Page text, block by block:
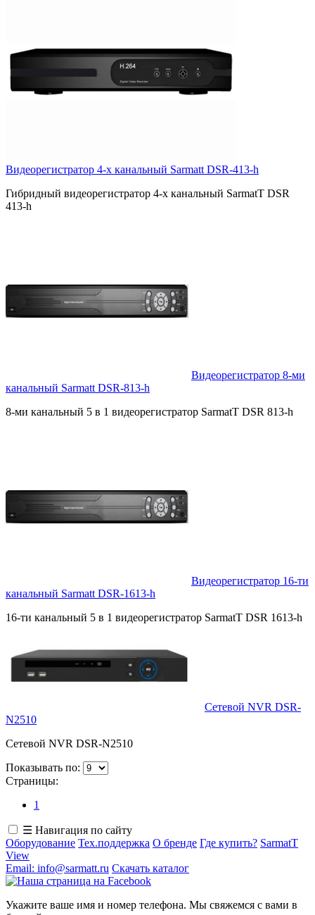
Видеорегистратор 4-х канальный Sarmatt DSR-413-h
Гибридный видеорегистратор 4-х канальный SarmatT DSR
413-h
Видеорегистратор 8-ми
канальный Sarmatt DSR-813-h
8-ми канальный 5 в 1 видеорегистратор SarmatT DSR 813-h
Видеорегистратор 16-ти
канальный Sarmatt DSR-1613-h
16-ти канальный 5 в 1 видеорегистратор SarmatT DSR 1613-h
Сетевой NVR DSR-
N2510
Сетевой NVR DSR-N2510
Показывать по:
Страницы:
1
☰ Навигация по сайту
Оборудование Тех.поддержка О бренде Где купить? SarmatT
View
Email: info@sarmatt.ru Скачать каталог
Укажите ваше имя и номер телефона. Мы свяжемся с вами в